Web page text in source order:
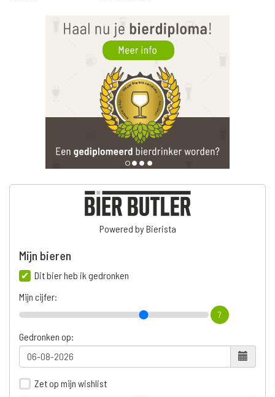
Powered by Bierista
Mijn bieren
Dit bier heb ik gedronken
Mijn cijfer:
7
Gedronken op:
Zet op mijn wishlist